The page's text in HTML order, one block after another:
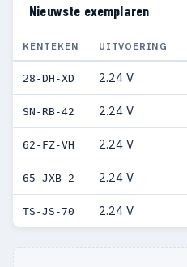
Nieuwste exemplaren
KENTEKEN UITVOERING
28-DH-XD 2.24 V
SN-RB-42 2.24 V
62-FZ-VH 2.24 V
65-JXB-2 2.24 V
TS-JS-70 2.24 V